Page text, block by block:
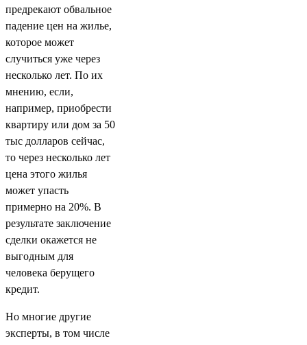
предрекают обвальное
падение цен на жилье,
которое может
случиться уже через
несколько лет. По их
мнению, если,
например, приобрести
квартиру или дом за 50
тыс долларов сейчас,
то через несколько лет
цена этого жилья
может упасть
примерно на 20%. В
результате заключение
сделки окажется не
выгодным для
человека берущего
кредит.
Но многие другие
эксперты, в том числе